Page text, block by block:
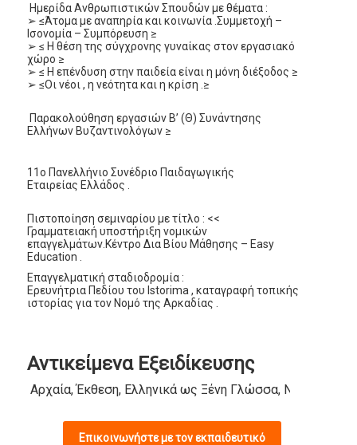
Ημερίδα Ανθρωπιστικών Σπουδών με θέματα :
➢ ≤Άτομα με αναπηρία και κοινωνία .Συμμετοχή –
Ισονομία – Συμπόρευση ≥
➢ ≤ Η θέση της σύγχρονης γυναίκας στον εργασιακό
χώρο ≥
➢ ≤ Η επένδυση στην παιδεία είναι η μόνη διέξοδος ≥
➢ ≤Οι νέοι , η νεότητα και η κρίση .≥
Παρακολούθηση εργασιών Β’ (Θ) Συνάντησης
Ελλήνων Βυζαντινολόγων ≥
11ο Πανελλήνιο Συνέδριο Παιδαγωγικής
Εταιρείας Ελλάδος .
Πιστοποίηση σεμιναρίου με τίτλο : <<
Γραμματειακή υποστήριξη νομικών
επαγγελμάτων.Κέντρο Δια Βίου Μάθησης – Easy
Education .
Επαγγελματική σταδιοδρομία :
Ερευνήτρια Πεδίου του Istorima , καταγραφή τοπικής
ιστορίας για τον Νομό της Αρκαδίας .
Αντικείμενα Εξειδίκευσης
Αρχαία, Έκθεση, Ελληνικά ως Ξένη Γλώσσα, Νέα
Επικοινωνήστε με τον εκπαιδευτικό